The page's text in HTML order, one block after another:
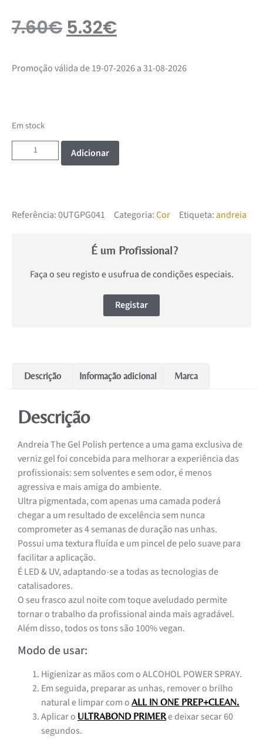
7.60€ 5.32€
Promoção válida de 19-07-2026 a 31-08-2026
Em stock
Adicionar
Referência:0UTGPG041 Categoria:Cor Etiqueta:andreia
É um Profissional?
Faça o seu registo e usufrua de condições especiais.
Registar
Descrição Informação adicional Marca
Descrição
Andreia The Gel Polish pertence a uma gama exclusiva de
verniz gel foi concebida para melhorar a experiência das
profissionais: sem solventes e sem odor, é menos
agressiva e mais amiga do ambiente.
Ultra pigmentada, com apenas uma camada poderá
chegar a um resultado de excelência sem nunca
comprometer as 4 semanas de duração nas unhas.
Possui uma textura fluída e um pincel de pelo suave para
facilitar a aplicação.
É LED & UV, adaptando-se a todas as tecnologias de
catalisadores.
O seu frasco azul noite com toque aveludado permite
tornar o trabalho da profissional ainda mais agradável.
Além disso, todos os tons são 100% vegan.
Modo de usar:
Higienizar as mãos com o ALCOHOL POWER SPRAY.
Em seguida, preparar as unhas, remover o brilho
natural e limpar com o ALL IN ONE PREP+CLEAN.
Aplicar o ULTRABOND PRIMERe deixar secar 60
segundos.